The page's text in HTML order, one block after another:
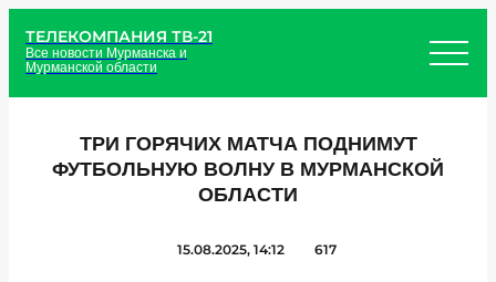
ТЕЛЕКОМПАНИЯ ТВ-21
Все новости Мурманска и
Мурманской области
ТРИ ГОРЯЧИХ МАТЧА ПОДНИМУТ
ФУТБОЛЬНУЮ ВОЛНУ В МУРМАНСКОЙ
ОБЛАСТИ
15.08.2025, 14:12 617